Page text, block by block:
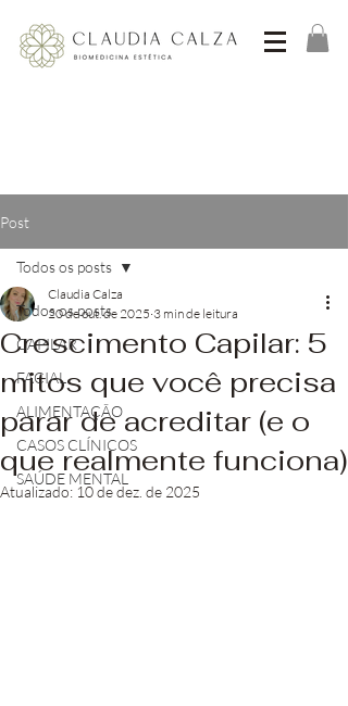
Post
Todos os posts
CAPILAR
FACIAL
ALIMENTAÇÃO
CASOS CLÍNICOS
SAÚDE MENTAL
Todos os posts
Crescimento Capilar: 5
mitos que você precisa
parar de acreditar (e o
que realmente funciona)
Claudia Calza
20 de out. de 2025 3 min de leitura
Atualizado: 10 de dez. de 2025